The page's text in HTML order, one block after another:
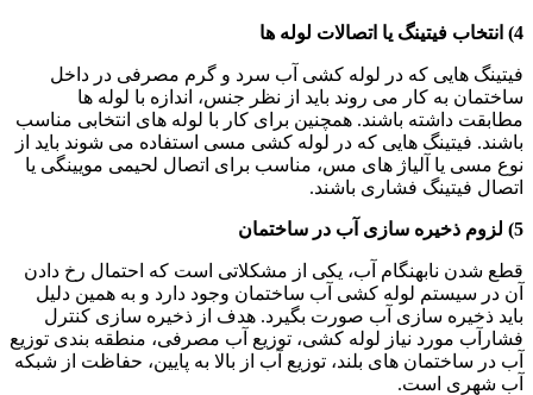
4) انتخاب فیتینگ یا اتصالات لوله ها
فیتینگ هایی که در لوله کشی آب سرد و گرم مصرفی در داخل
ساختمان به کار می روند باید از نظر جنس، اندازه با لوله ها
مطابقت داشته باشند. همچنین برای کار با لوله های انتخابی مناسب
باشند. فیتینگ هایی که در لوله کشی مسی استفاده می شوند باید از
نوع مسی یا آلیاژ های مس، مناسب برای اتصال لحیمی مویینگی یا
اتصال فیتینگ فشاری باشند.
5) لزوم ذخیره سازی آب در ساختمان
قطع شدن نابهنگام آب، یکی از مشکلاتی است که احتمال رخ دادن
آن در سیستم لوله کشی آب ساختمان وجود دارد و به همین دلیل
باید ذخیره سازی آب صورت بگیرد. هدف از ذخیره سازی کنترل
فشارآب مورد نیاز لوله کشی، توزیع آب مصرفی، منطقه بندی توزیع
آب در ساختمان های بلند، توزیع آب از بالا به پایین، حفاظت از شبکه
آب شهری است.